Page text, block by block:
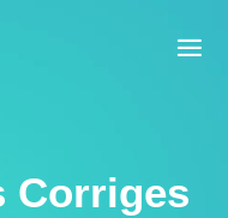
Corriges